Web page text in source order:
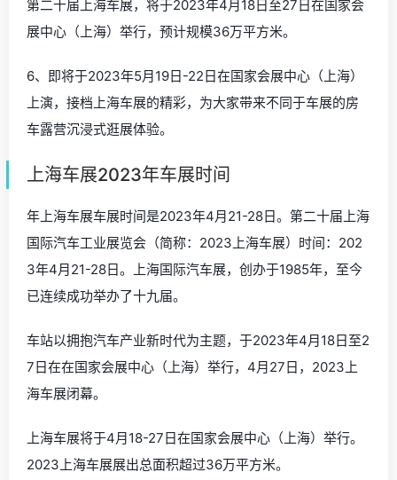
第二十届上海车展，将于2023年4月18日至27日在国家会
展中心（上海）举行，预计规模36万平方米。
6、即将于2023年5月19日-22日在国家会展中心（上海）
上演，接档上海车展的精彩，为大家带来不同于车展的房
车露营沉浸式逛展体验。
上海车展2023年车展时间
年上海车展车展时间是2023年4月21-28日。第二十届上海
国际汽车工业展览会（简称：2023上海车展）时间：202
3年4月21-28日。上海国际汽车展，创办于1985年，至今
已连续成功举办了十九届。
车站以拥抱汽车产业新时代为主题，于2023年4月18日至2
7日在在国家会展中心（上海）举行，4月27日，2023上
海车展闭幕。
上海车展将于4月18-27日在国家会展中心（上海）举行。
2023上海车展展出总面积超过36万平方米。